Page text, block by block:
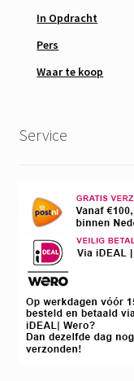
In Opdracht
Pers
Waar te koop
Service